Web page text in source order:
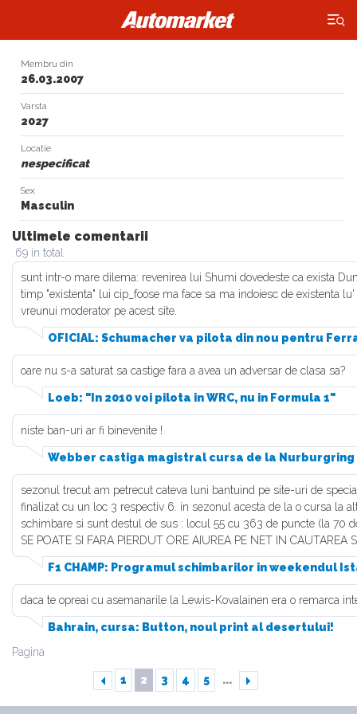
×
Membru din
26.03.2007
Varsta
2027
Locatie
nespecificat
Sex
Masculin
Ultimele comentarii
69 in total
sunt intr-o mare dilema: revenirea lui Shumi dovedeste ca exista
timp "existenta" lui cip_foose ma face sa ma indoiesc de existenta
vreunui moderator pe acest site.
OFICIAL: Schumacher va pilota din nou pentru
oare nu s-a saturat sa castige fara a avea un adversar de clasa sa?
Loeb: "In 2010 voi pilota in WRC, nu in Formula 1"
niste ban-uri ar fi binevenite !
Webber castiga magistral cursa de la Nurburgring
sezonul trecut am petrecut cateva luni bantuind pe site-uri de
finalizat cu un loc 3 respectiv 6. in sezonul acesta de la o cursa la
schimbare si sunt destul de sus : locul 55 cu 363 de puncte (la 70
SE POATE SI FARA PIERDUT ORE AIUREA PE NET IN CAUTAREA
F1 CHAMP: Programul schimbarilor in weekendul
daca te opreai cu asemanarile la Lewis-Kovalainen era o remarca
Bahrain, cursa: Button, noul print al desertului!
Pagina
1 2 3 4 5 ...